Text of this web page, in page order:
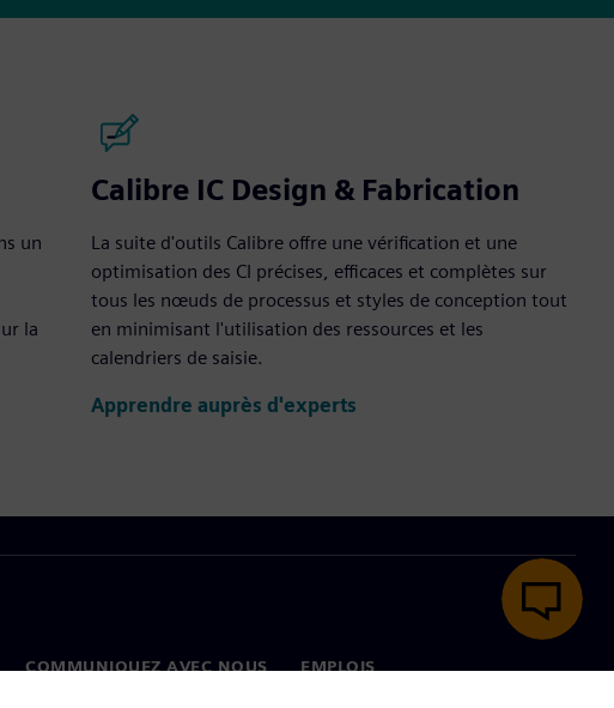
un
la
Calibre IC Design & Fabrication
La suite d'outils Calibre offre une vérification et une
optimisation des CI précises, efficaces et complètes sur
tous les nœuds de processus et styles de conception tout
en minimisant l'utilisation des ressources et les
calendriers de saisie.
Apprendre auprès d'experts
COMMUNIQUEZ AVEC NOUS EMPLOIS